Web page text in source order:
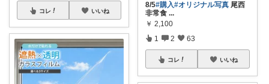
コレ いいね
8/5#購入#オリジナル写真 尾西
非常食 ...
￥ 2,100
1 2 63
コレ いいね